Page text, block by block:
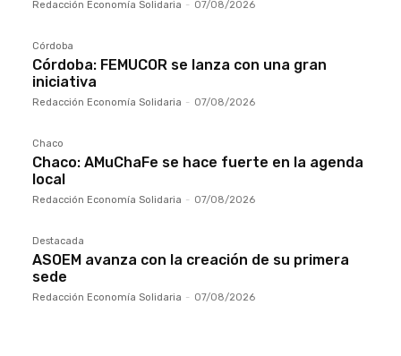
Redacción Economía Solidaria - 07/08/2026
Córdoba
Córdoba: FEMUCOR se lanza con una gran
iniciativa
Redacción Economía Solidaria - 07/08/2026
Chaco
Chaco: AMuChaFe se hace fuerte en la agenda
local
Redacción Economía Solidaria - 07/08/2026
Destacada
ASOEM avanza con la creación de su primera
sede
Redacción Economía Solidaria - 07/08/2026